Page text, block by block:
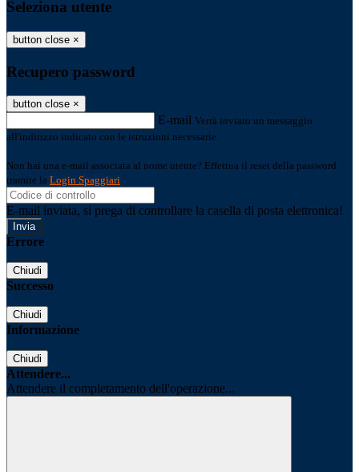
Seleziona utente
button close ×
Recupero password
button close ×
E-mail Verrà inviato un messaggio
all'indirizzo indicato con le istruzioni necessarie.
Non hai una e-mail associata al nome utente? Effettua il reset della password
tramite la Login Spaggiari
E-mail inviata, si prega di controllare la casella di posta elettronica!
Errore
Chiudi
Successo
Chiudi
Informazione
Chiudi
Attendere...
Attendere il completamento dell'operazione...